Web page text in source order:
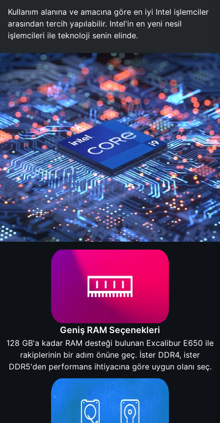
Kullanım alanına ve amacına göre en iyi Intel işlemciler
arasından tercih yapılabilir. Intel'in en yeni nesil
işlemcileri ile teknoloji senin elinde.
Geniş RAM Seçenekleri
128 GB'a kadar RAM desteği bulunan Excalibur E650 ile
rakiplerinin bir adım önüne geç. İster DDR4, ister
DDR5'den performans ihtiyacına göre uygun olanı seç.